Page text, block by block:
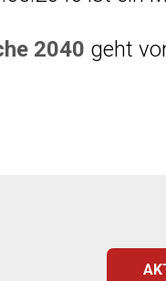
2040 geht